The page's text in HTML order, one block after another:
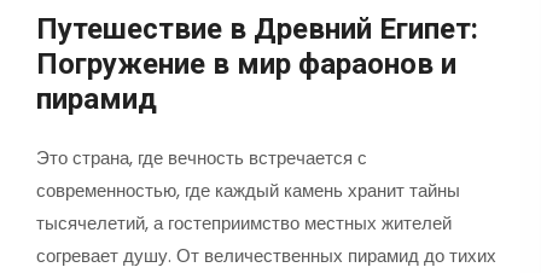
Путешествие в Древний Египет:
Погружение в мир фараонов и
пирамид
Это страна, где вечность встречается с
современностью, где каждый камень хранит тайны
тысячелетий, а гостеприимство местных жителей
согревает душу. От величественных пирамид до тихих